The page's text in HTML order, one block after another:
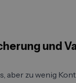
und
aber zu wenig